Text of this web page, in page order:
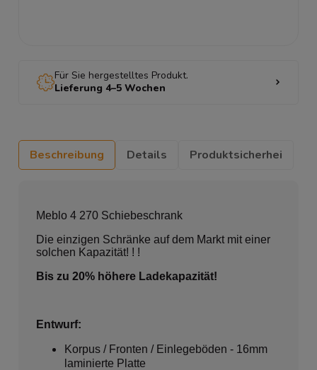
Für Sie hergestelltes Produkt.
Lieferung 4–5 Wochen
Beschreibung Details Produktsicherhei
Meblo 4 270 Schiebeschrank
Die einzigen Schränke auf dem Markt mit einer
solchen Kapazität! ! !
Bis zu 20% höhere Ladekapazität!
Entwurf:
Korpus / Fronten / Einlegeböden - 16mm
laminierte Platte